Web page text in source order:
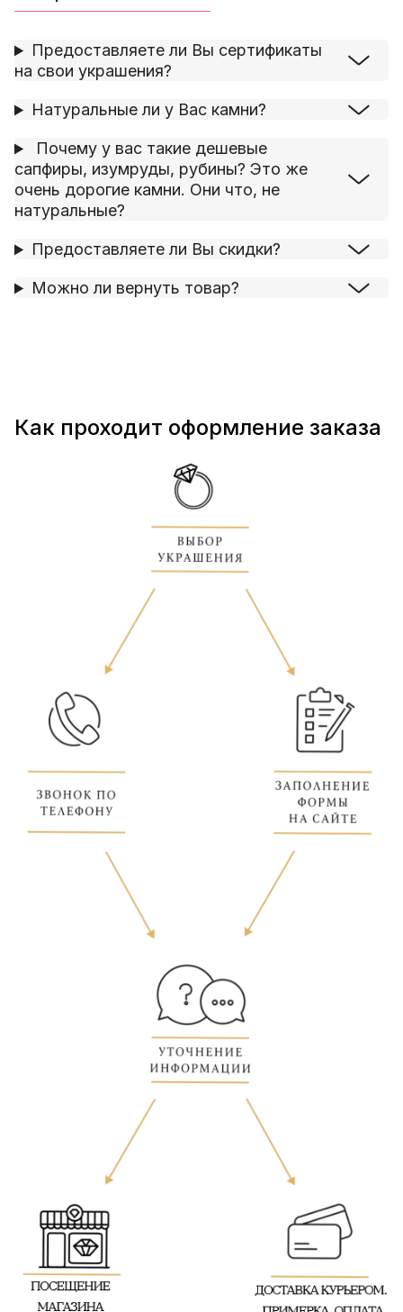
Предоставляете ли Вы сертификаты
на свои украшения?
Натуральные ли у Вас камни?
Почему у вас такие дешевые
сапфиры, изумруды, рубины? Это же
очень дорогие камни. Они что, не
натуральные?
Предоставляете ли Вы скидки?
Можно ли вернуть товар?
Как проходит оформление заказа